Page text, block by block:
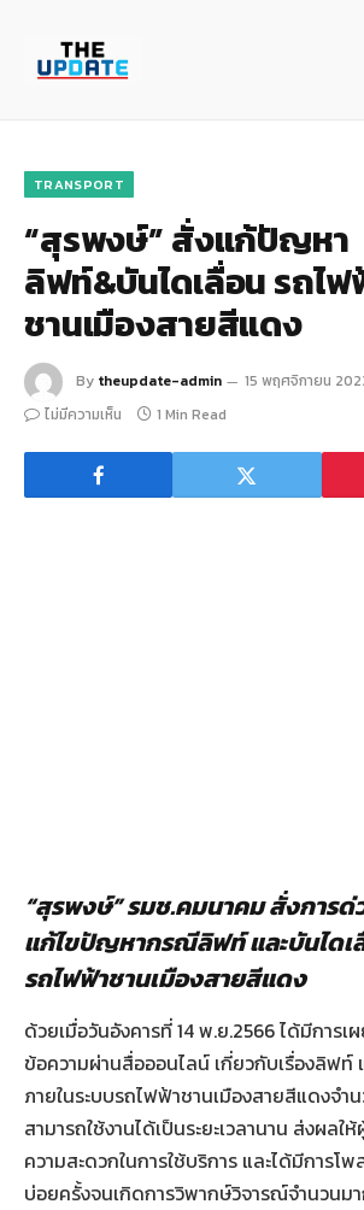
TRANSPORT
“สุรพงษ์” สั่งแก้ปัญหา
ลิฟท์&บันไดเลื่อน รถไฟ
ชานเมืองสายสีแดง
By theupdate-admin
15 พฤศจิกายน
ไม่มีความเห็น
1 Min Read
“สุรพงษ์” รมช.คมนาคม สั่งการด่
แก้ไขปัญหากรณีลิฟท์ และบันไดเ
รถไฟฟ้าชานเมืองสายสีแดง
ด้วยเมื่อวันอังคารที่ 14 พ.ย.2566 ได้มีการเ
ข้อความผ่านสื่อออนไลน์ เกี่ยวกับเรื่องลิฟท์
ภายในระบบรถไฟฟ้าชานเมืองสายสีแดงจำ
สามารถใช้งานได้เป็นระยะเวลานาน ส่งผลใ
ความสะดวกในการใช้บริการ และได้มีการโ
บ่อยครั้งจนเกิดการวิพากษ์วิจารณ์จำนวนม